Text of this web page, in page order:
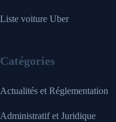
Liste voiture Uber
Catégories
Actualités et Réglementation
Administratif et Juridique